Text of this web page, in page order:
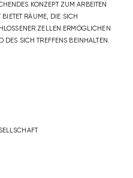
KONZEPT ZUM ARBEITEN OFF
RÄUME, DIE SICH
ZELLEN ERMÖGLICHEN
SICH TREFFENS BEINHALTEN.